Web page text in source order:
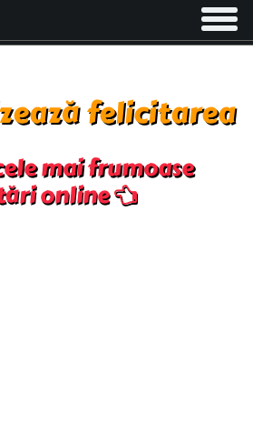
Toggle
felicitarea
mai frumoase
online